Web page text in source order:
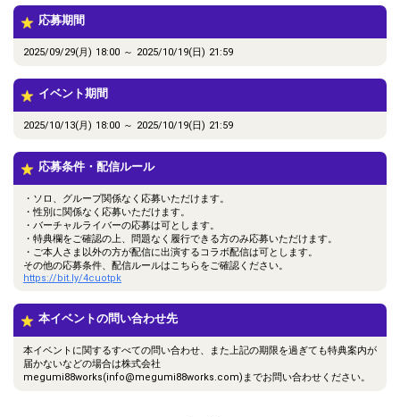
応募期間
2025/09/29(月) 18:00 ～ 2025/10/19(日) 21:59
イベント期間
2025/10/13(月) 18:00 ～ 2025/10/19(日) 21:59
応募条件・配信ルール
・ソロ、グループ関係なく応募いただけます。
・性別に関係なく応募いただけます。
・バーチャルライバーの応募は可とします。
・特典欄をご確認の上、問題なく履行できる方のみ応募いただけます。
・ご本人さま以外の方が配信に出演するコラボ配信は可とします。
その他の応募条件、配信ルールはこちらをご確認ください。
https://bit.ly/4cuotpk
本イベントの問い合わせ先
本イベントに関するすべての問い合わせ、また上記の期限を過ぎても特典案内が
届かないなどの場合は株式会社
megumi88works(info@megumi88works.com)までお問い合わせください。